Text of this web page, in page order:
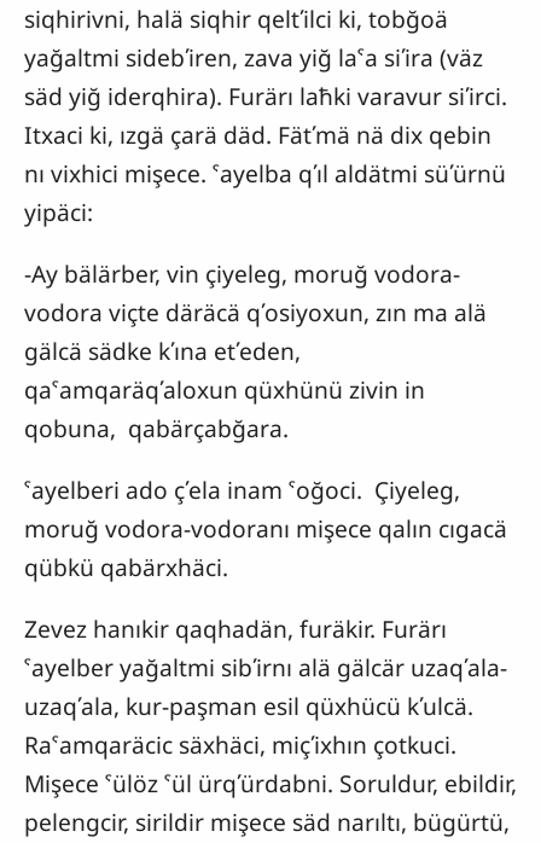
siqhirivni, halä siqhir qeltʹilci ki, tobğoä
yağaltmi sidebʹiren, zava yiğ laˁa siʹira (väz
säd yiğ iderqhira). Furärı laħki varavur siʹirci.
Itxaci ki, ızgä çarä däd. Fätʹmä nä dix qebin
nı vixhici mişece. ˁayelba qʹıl aldätmi süʹürnü
yipäci:
-Ay bälärber, vin çiyeleg, moruğ vodora-
vodora viçte däräcä qʹosiyoxun, zın ma alä
gälcä sädke kʹına etʹeden,
qaˁamqaräqʹaloxun qüxhünü zivin in
qobuna, qabärçabğara.
ˁayelberi ado çʹela inam ˁoğoci. Çiyeleg,
moruğ vodora-vodoranı mişece qalın cıgacä
qübkü qabärxhäci.
Zevez hanıkir qaqhadän, furäkir. Furärı
ˁayelber yağaltmi sibʹirnı alä gälcär uzaqʹala-
uzaqʹala, kur-paşman esil qüxhücü kʹulcä.
Raˁamqaräcic säxhäci, miçʹixhın çotkuci.
Mişece ˁülöz ˁül ürqʹürdabni. Soruldur, ebildir,
pelengcir, sirildir mişece säd narıltı, bügürtü,